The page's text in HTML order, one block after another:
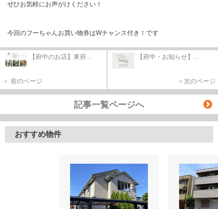
ぜひお気軽にお声がけください！
今回のフーちゃんお買い物券はWチャンス付き！です
【府中のお店】東府...
＜ 前のページ
【府中・お知らせ】...
＞次のページ
記事一覧ページへ
おすすめ物件